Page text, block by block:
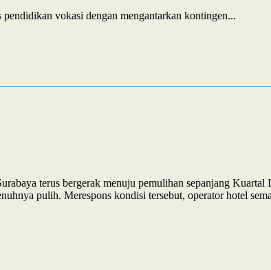
vokasi dengan mengantarkan kontingen...
terus bergerak menuju pemulihan sepanjang
pulih. Merespons kondisi tersebut, operator hotel